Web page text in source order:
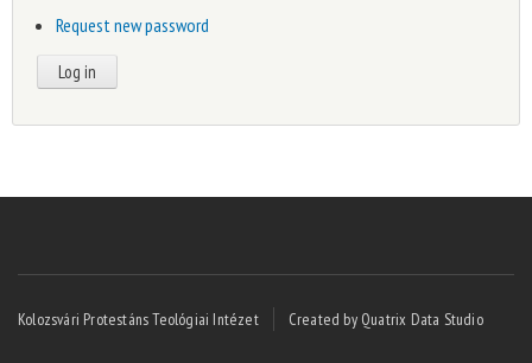
Request new password
Kolozsvári Protestáns Teológiai Intézet Created by Quatrix Data Studio